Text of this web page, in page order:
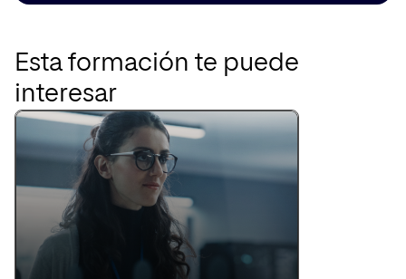
Esta formación te puede
interesar